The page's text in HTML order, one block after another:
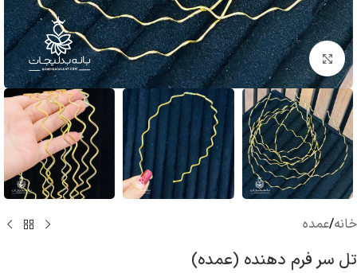
بزرگنمایی تصویر
خانه/عمده
تل سر فرم دهنده (عمده)